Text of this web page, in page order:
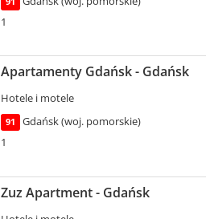
1
Apartamenty Gdańsk - Gdańsk
Hotele i motele
91
Gdańsk (woj. pomorskie)
1
Zuz Apartment - Gdańsk